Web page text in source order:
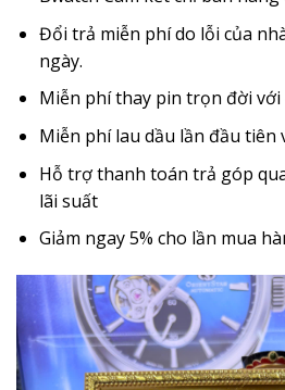
Đổi trả miễn phí do lỗi của
ngày.
Miễn phí thay pin trọn đời
Miễn phí lau dầu lần đầu tiên
Hỗ trợ thanh toán trả góp
lãi suất
Giảm ngay 5% cho lần mua